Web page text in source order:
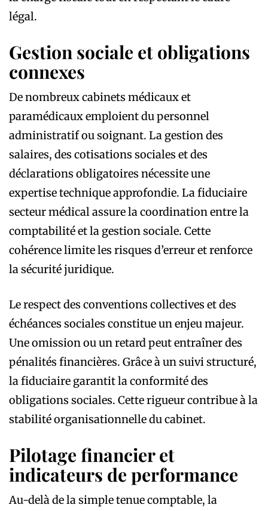
légal.
Gestion sociale et obligations
connexes
De nombreux cabinets médicaux et
paramédicaux emploient du personnel
administratif ou soignant. La gestion des
salaires, des cotisations sociales et des
déclarations obligatoires nécessite une
expertise technique approfondie. La fiduciaire
secteur médical assure la coordination entre la
comptabilité et la gestion sociale. Cette
cohérence limite les risques d’erreur et renforce
la sécurité juridique.
Le respect des conventions collectives et des
échéances sociales constitue un enjeu majeur.
Une omission ou un retard peut entraîner des
pénalités financières. Grâce à un suivi structuré,
la fiduciaire garantit la conformité des
obligations sociales. Cette rigueur contribue à la
stabilité organisationnelle du cabinet.
Pilotage financier et
indicateurs de performance
Au-delà de la simple tenue comptable, la